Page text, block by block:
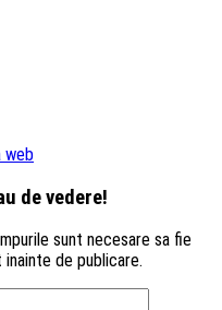
web
de vedere!
sunt necesare sa fie
de publicare.